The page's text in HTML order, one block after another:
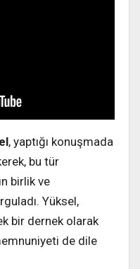
, yaptığı konuşmada
bu tür
birlik ve
Yüksel,
bir dernek olarak
de dile